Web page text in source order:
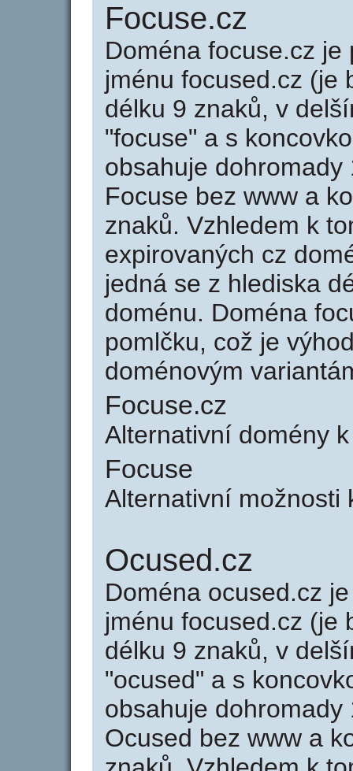
Focuse.cz
Doména focuse.cz
jménu focused.cz (je
délku 9 znaků, v
"focuse" a s
obsahuje
Focuse bez www a
znaků. Vzhledem k
expirovaných cz
jedná se z hlediska
doménu. Doména
pomlčku, což je
doménovým
Focuse.cz
Alternativní domény
Focuse
Alternativní možnosti
Ocused.cz
Doména ocused.cz
jménu focused.cz (je
délku 9 znaků, v
"ocused" a s
obsahuje
Ocused bez www a